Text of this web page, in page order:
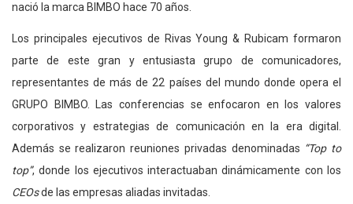
nació la marca BIMBO hace 70 años.
Los principales ejecutivos de Rivas Young & Rubicam formaron
parte de este gran y entusiasta grupo de comunicadores,
representantes de más de 22 países del mundo donde opera el
GRUPO BIMBO. Las conferencias se enfocaron en los valores
corporativos y estrategias de comunicación en la era digital.
Además se realizaron reuniones privadas denominadas “Top to
top”, donde los ejecutivos interactuaban dinámicamente con los
CEOsde las empresas aliadas invitadas.